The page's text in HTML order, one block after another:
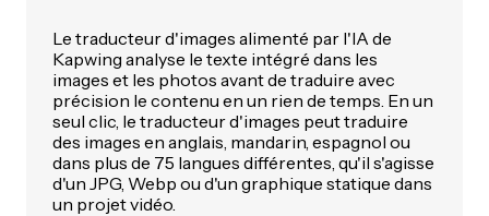
Le traducteur d'images alimenté par l'IA de
Kapwing analyse le texte intégré dans les
images et les photos avant de traduire avec
précision le contenu en un rien de temps. En un
seul clic, le traducteur d'images peut traduire
des images en anglais, mandarin, espagnol ou
dans plus de 75 langues différentes, qu'il s'agisse
d'un JPG, Webp ou d'un graphique statique dans
un projet vidéo.